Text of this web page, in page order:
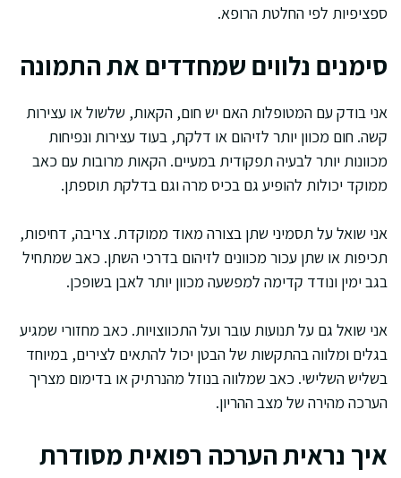
ספציפיות לפי החלטת הרופא.
סימנים נלווים שמחדדים את התמונה
אני בודק עם המטופלות האם יש חום, הקאות, שלשול או עצירות
קשה. חום מכוון יותר לזיהום או דלקת, בעוד עצירות ונפיחות
מכוונות יותר לבעיה תפקודית במעיים. הקאות מרובות עם כאב
ממוקד יכולות להופיע גם בכיס מרה וגם בדלקת תוספתן.
אני שואל על תסמיני שתן בצורה מאוד ממוקדת. צריבה, דחיפות,
תכיפות או שתן עכור מכוונים לזיהום בדרכי השתן. כאב שמתחיל
בגב ימין ונודד קדימה למפשעה מכוון יותר לאבן בשופכן.
אני שואל גם על תנועות עובר ועל התכווצויות. כאב מחזורי שמגיע
בגלים ומלווה בהתקשות של הבטן יכול להתאים לצירים, במיוחד
בשליש השלישי. כאב שמלווה בנוזל מהנרתיק או בדימום מצריך
הערכה מהירה של מצב ההריון.
איך נראית הערכה רפואית מסודרת